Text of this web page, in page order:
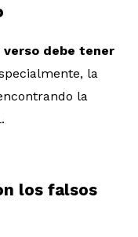
verso debe tener
la
la
los falsos